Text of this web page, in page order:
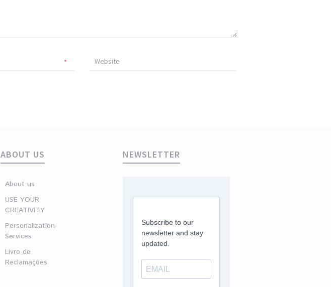
*
ABOUT US
About us
USE YOUR
CREATIVITY
Personalization
Services
Livro de
Reclamações
NEWSLETTER